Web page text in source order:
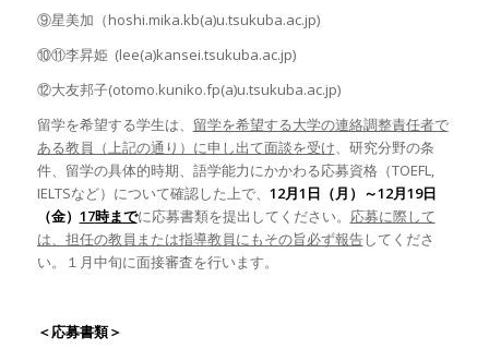
⑨星美加（hoshi.mika.kb(a)u.tsukuba.ac.jp)
⑩⑪李昇姫 (lee(a)kansei.tsukuba.ac.jp)
⑫大友邦子(otomo.kuniko.fp(a)u.tsukuba.ac.jp)
留学を希望する学生は、 留学を希望する大学の連絡調整責任者で
ある教員（上記の通り）に申し出て面談を受け、研究分野の条
件、留学の具体的時期、語学能力にかかわる応募資格（TOEFL,
IELTSなど）について確認した上で、 12月1日（月）～12月19日
（金） 17時までに応募書類を提出してください。 応募に際して
は、担任の教員または指導教員にもその旨必ず報告してくださ
い。１月中旬に面接審査を行います。
＜応募書類＞